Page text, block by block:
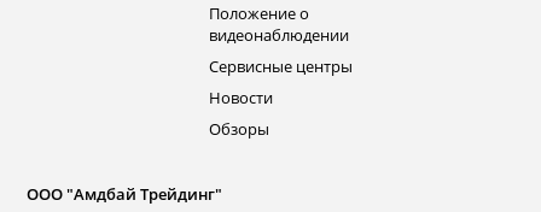
Положение о
видеонаблюдении
Сервисные центры
Новости
Обзоры
ООО "Амдбай Трейдинг"